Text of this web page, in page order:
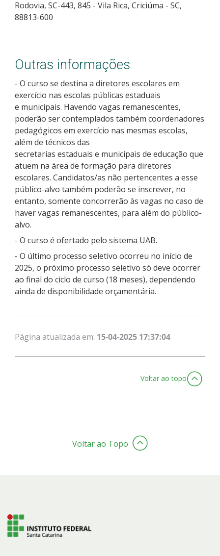
Rodovia, SC-443, 845 - Vila Rica, Criciúma - SC,
88813-600
Outras informações
- O curso se destina a diretores escolares em
exercício nas escolas públicas estaduais
e municipais. Havendo vagas remanescentes,
poderão ser contemplados também coordenadores
pedagógicos em exercício nas mesmas escolas,
além de técnicos das
secretarias estaduais e municipais de educação que
atuem na área de formação para diretores
escolares. Candidatos/as não pertencentes a esse
público-alvo também poderão se inscrever, no
entanto, somente concorrerão às vagas no caso de
haver vagas remanescentes, para além do público-
alvo.
- O curso é ofertado pelo sistema UAB.
- O último processo seletivo ocorreu no início de
2025, o próximo processo seletivo só deve ocorrer
ao final do ciclo de curso (18 meses), dependendo
ainda de disponibilidade orçamentária.
Página atualizada em: 15-04-2025 17:37:04
Voltar ao topo
Voltar ao Topo